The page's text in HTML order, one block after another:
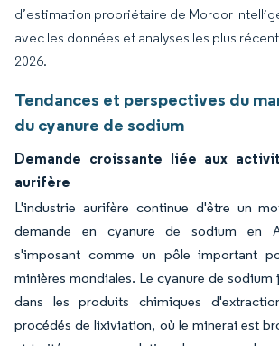
d’estimation propriétaire de Mordor
avec les données et analyses les plus
2026.
Tendances et perspectives du
du cyanure de sodium
Demande croissante liée aux
aurifère
L'industrie aurifère continue d'être un
demande en cyanure de sodium en
s'imposant comme un pôle important
minières mondiales. Le cyanure de sodium
dans les produits chimiques
procédés de lixiviation, où le minerai est